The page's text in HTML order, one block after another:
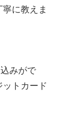
に教えま
みがで
トカード